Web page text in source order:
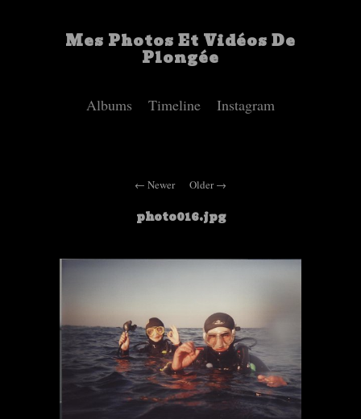
Mes Photos Et Vidéos De
Plongée
Albums Timeline Instagram
Newer Older
photo016.jpg